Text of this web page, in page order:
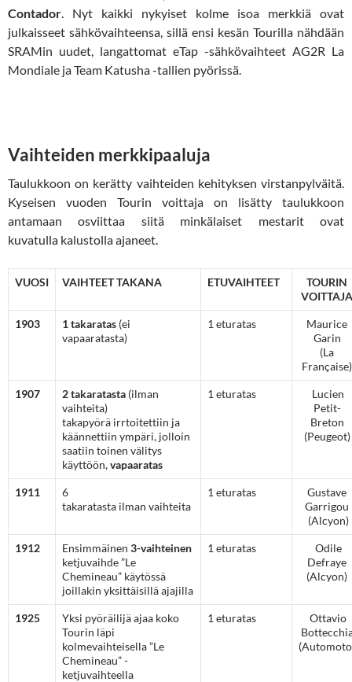
Contador. Nyt kaikki nykyiset kolme isoa merkkiä ovat
julkaisseet sähkövaihteensa, sillä ensi kesän Tourilla nähdään
SRAMin uudet, langattomat eTap -sähkövaihteet AG2R La
Mondiale ja Team Katusha -tallien pyörissä.
Vaihteiden merkkipaaluja
Taulukkoon on kerätty vaihteiden kehityksen virstanpylväitä.
Kyseisen vuoden Tourin voittaja on lisätty taulukkoon
antamaan osviittaa siitä minkälaiset mestarit ovat
kuvatulla kalustolla ajaneet.
VUOSI VAIHTEET TAKANA ETUVAIHTEET
TOURIN
VOITTAJA
1903 1 takaratas (ei
vapaaratasta)
1 eturatas
Maurice
Garin
(La
Française)
1907 2 takaratasta (ilman
vaihteita)
takapyörä irrtoitettiin ja
käännettiin ympäri, jolloin
saatiin toinen välitys
käyttöön,vapaaratas
1 eturatas
Lucien
Petit-
Breton
(Peugeot)
1911
6
takaratasta ilman vaihteita
1 eturatas
Gustave
Garrigou
(Alcyon)
1912 Ensimmäinen 3-vaihteinen
ketjuvaihde ”Le
Chemineau” käytössä
joillakin yksittäisillä ajajilla
1 eturatas
Odile
Defraye
(Alcyon)
1925
Yksi pyöräilijä ajaa koko
Tourin läpi
kolmevaihteisella ”Le
Chemineau” -
ketjuvaihteella
1 eturatas
Ottavio